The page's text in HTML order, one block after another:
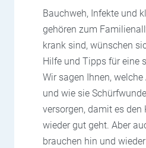
Bauchweh, Infekte und
gehören zum
krank sind, wünschen
Hilfe und Tipps für eine
Wir sagen Ihnen,
und wie sie
versorgen, damit es den
wieder gut geht. Aber
brauchen hin und